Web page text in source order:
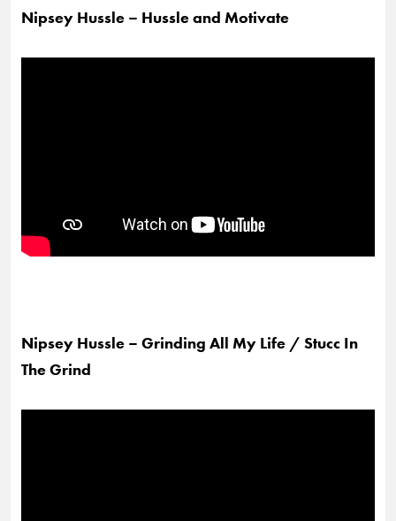
Nipsey Hussle – Hussle and Motivate
Nipsey Hussle – Grinding All My Life / Stucc In
The Grind